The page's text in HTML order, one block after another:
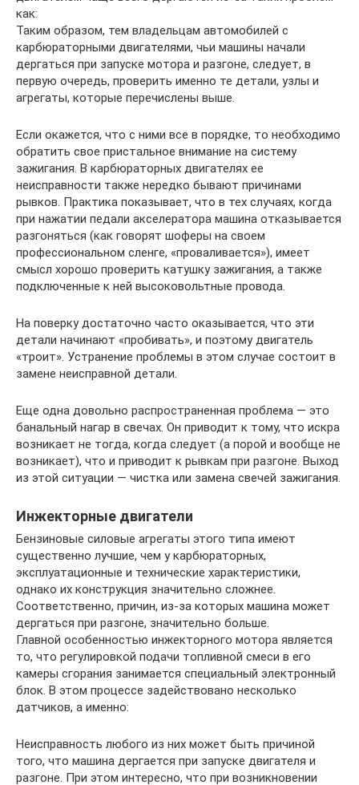
как:
Таким образом, тем владельцам автомобилей с
карбюраторными двигателями, чьи машины начали
дергаться при запуске мотора и разгоне, следует, в
первую очередь, проверить именно те детали, узлы и
агрегаты, которые перечислены выше.
Если окажется, что с ними все в порядке, то необходимо
обратить свое пристальное внимание на систему
зажигания. В карбюраторных двигателях ее
неисправности также нередко бывают причинами
рывков. Практика показывает, что в тех случаях, когда
при нажатии педали акселератора машина отказывается
разгоняться (как говорят шоферы на своем
профессиональном сленге, «проваливается»), имеет
смысл хорошо проверить катушку зажигания, а также
подключенные к ней высоковольтные провода.
На поверку достаточно часто оказывается, что эти
детали начинают «пробивать», и поэтому двигатель
«троит». Устранение проблемы в этом случае состоит в
замене неисправной детали.
Еще одна довольно распространенная проблема — это
банальный нагар в свечах. Он приводит к тому, что искра
возникает не тогда, когда следует (а порой и вообще не
возникает), что и приводит к рывкам при разгоне. Выход
из этой ситуации — чистка или замена свечей зажигания.
Инжекторные двигатели
Бензиновые силовые агрегаты этого типа имеют
существенно лучшие, чем у карбюраторных,
эксплуатационные и технические характеристики,
однако их конструкция значительно сложнее.
Соответственно, причин, из-за которых машина может
дергаться при разгоне, значительно больше.
Главной особенностью инжекторного мотора является
то, что регулировкой подачи топливной смеси в его
камеры сгорания занимается специальный электронный
блок. В этом процессе задействовано несколько
датчиков, а именно:
Неисправность любого из них может быть причиной
того, что машина дергается при запуске двигателя и
разгоне. При этом интересно, что при возникновении